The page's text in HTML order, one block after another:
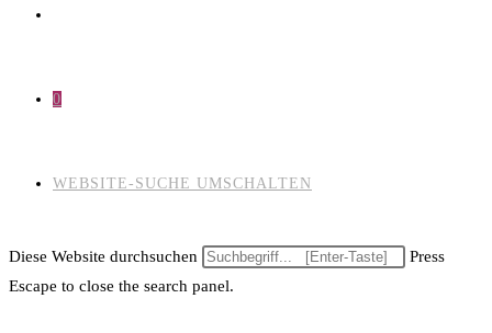
0
WEBSITE-SUCHE UMSCHALTEN
Diese Website durchsuchen
Press
Escape to close the search panel.